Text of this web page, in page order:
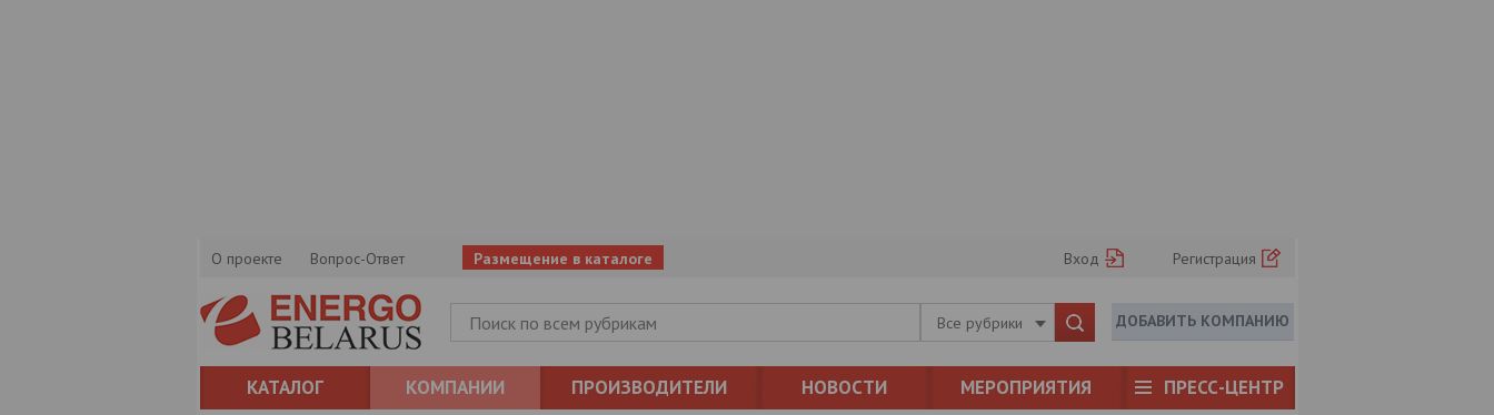
О проекте Вопрос-Ответ Размещение в каталоге Вход Регистрация
Все рубрики ДОБАВИТЬ КОМПАНИЮ
КАТАЛОГ КОМПАНИИ ПРОИЗВОДИТЕЛИ НОВОСТИ МЕРОПРИЯТИЯ ПРЕСС-ЦЕНТР